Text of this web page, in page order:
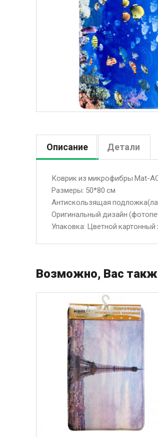
Описание Детали
Коврик из микрофибры Mat-
Размеры: 50*80 см
Антискользящая
Оригинальный дизайн
Упаковка: Цветной
Возможно, Вас